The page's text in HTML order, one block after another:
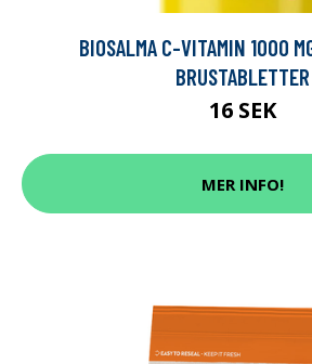
BIOSALMA C-VITAMIN 1000
BRUSTABLETTER
16 SEK
MER INFO!